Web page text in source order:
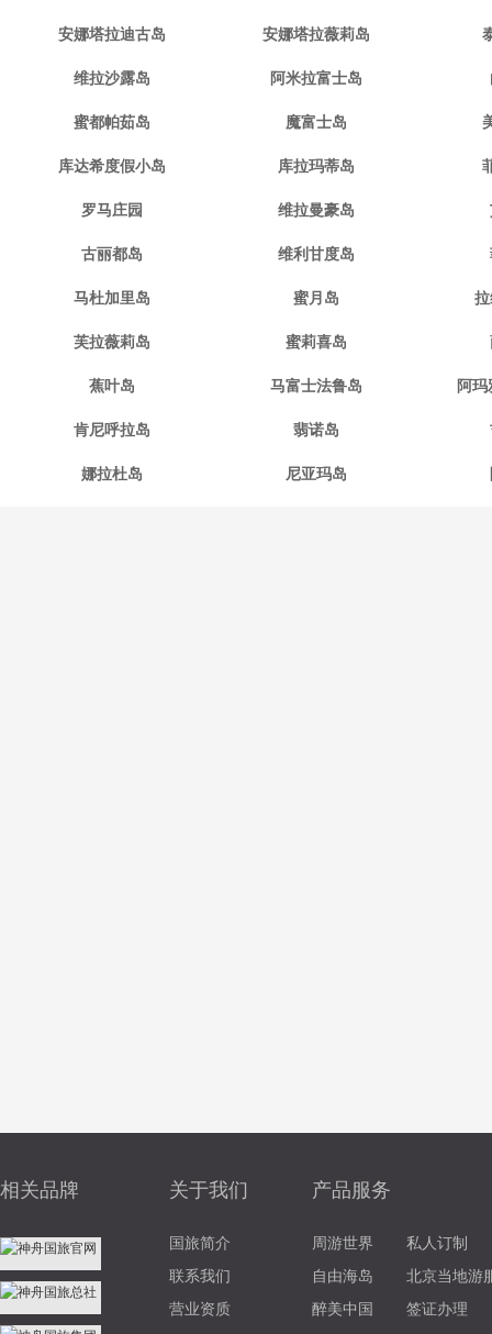
安娜塔拉迪古岛 安娜塔拉薇莉岛
维拉沙露岛 阿米拉富士岛
蜜都帕茹岛 魔富士岛
库达希度假小岛 库拉玛蒂岛
罗马庄园 维拉曼豪岛
古丽都岛 维利甘度岛
马杜加里岛 蜜月岛
芙拉薇莉岛 蜜莉喜岛
蕉叶岛 马富士法鲁岛 阿
肯尼呼拉岛 翡诺岛
娜拉杜岛 尼亚玛岛
相关品牌 关于我们
国旅简介
联系我们
营业资质
产品服务
周游世界
私人订制
自由海岛
北京当地游
醉美中国
签证办理